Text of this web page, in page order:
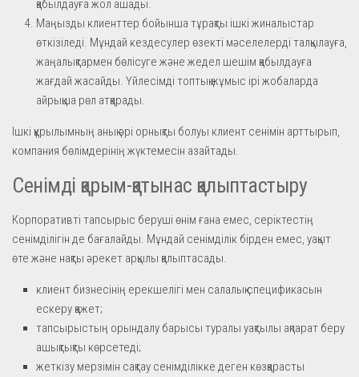
қабылдауға жол ашады.
Маңызды клиенттер бойынша тұрақты ішкі жиналыстар
өткізіледі. Мұндай кездесулер өзекті мәселелерді талқылауға,
жаңалықтармен бөлісуге және жедел шешім қабылдауға
жағдай жасайды. Үйлесімді топтық жұмыс ірі жобаларда
айрықша рөл атқарады.
Ішкі құрылымның анық әрі орнықты болуы клиент сенімін арттырып,
компания бөлімдерінің жүктемесін азайтады.
Сенімді қарым-қатынас қалыптастыру
Корпоративті тапсырыс беруші өнім ғана емес, серіктестің
сенімділігін де бағалайды. Мұндай сенімділік бірден емес, уақыт
өте және нақты әрекет арқылы қалыптасады.
клиент бизнесінің ерекшелігі мен салалық спецификасын
ескеру қажет;
тапсырыстың орындалу барысы туралы уақтылы ақпарат беру
ашықтықты көрсетеді;
жеткізу мерзімін сақтау сенімділікке деген көзқарасты